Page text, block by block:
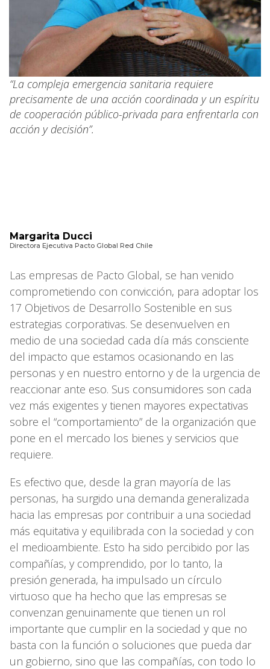
“La compleja emergencia sanitaria requiere
precisamente de una acción coordinada y un espíritu
de cooperación público-privada para enfrentarla con
acción y decisión”.
Margarita Ducci
Directora Ejecutiva Pacto Global Red Chile
Las empresas de Pacto Global, se han venido
comprometiendo con convicción, para adoptar los
17 Objetivos de Desarrollo Sostenible en sus
estrategias corporativas. Se desenvuelven en
medio de una sociedad cada día más consciente
del impacto que estamos ocasionando en las
personas y en nuestro entorno y de la urgencia de
reaccionar ante eso. Sus consumidores son cada
vez más exigentes y tienen mayores expectativas
sobre el “comportamiento” de la organización que
pone en el mercado los bienes y servicios que
requiere.
Es efectivo que, desde la gran mayoría de las
personas, ha surgido una demanda generalizada
hacia las empresas por contribuir a una sociedad
más equitativa y equilibrada con la sociedad y con
el medioambiente. Esto ha sido percibido por las
compañías, y comprendido, por lo tanto, la
presión generada, ha impulsado un círculo
virtuoso que ha hecho que las empresas se
convenzan genuinamente que tienen un rol
importante que cumplir en la sociedad y que no
basta con la función o soluciones que pueda dar
un gobierno, sino que las compañías, con todo lo